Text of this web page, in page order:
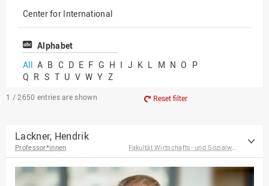
Center for International
Mobility
Center for International
Chancengerechtigkeit
eLearning Competence
EU-Büro
Fakultät
Agrarwissenschaften und
Landschaftsarchitektur
Professor*innen im
Alphabet
All A B C D E F G H I J K L M N O P
Q R S T U V W Y Z
1 / 2650 entries are shown Reset filter
Lackner, Hendrik
Professor*innen